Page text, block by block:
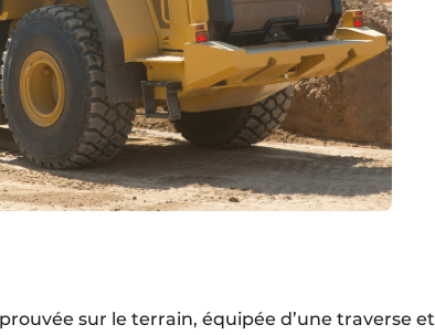
sur le terrain, équipée d’une traverse et